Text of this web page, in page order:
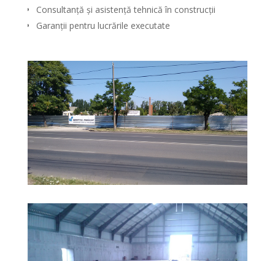
Consultanţă și asistenţă tehnică în construcţii
Garanţii pentru lucrările executate